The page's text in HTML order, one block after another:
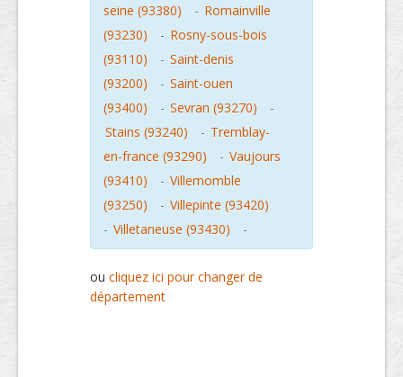
seine (93380)
- Romainville
(93230)
- Rosny-sous-bois
(93110)
- Saint-denis
(93200)
- Saint-ouen
(93400)
- Sevran (93270)
-
Stains (93240)
- Tremblay-
en-france (93290)
- Vaujours
(93410)
- Villemomble
(93250)
- Villepinte (93420)
- Villetaneuse (93430) -
ou cliquez ici pour changer de
département